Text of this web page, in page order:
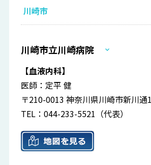
川崎市
川崎市立川崎病院
【血液内科】
医師：定平 健
〒210-0013 神奈川県川崎市新川通
TEL：044-233-5521（代表）